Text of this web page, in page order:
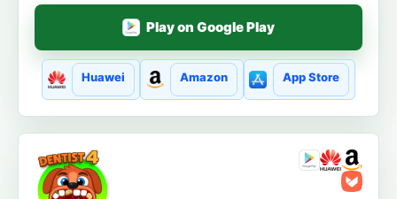
Play on Google Play
Huawei Amazon App Store